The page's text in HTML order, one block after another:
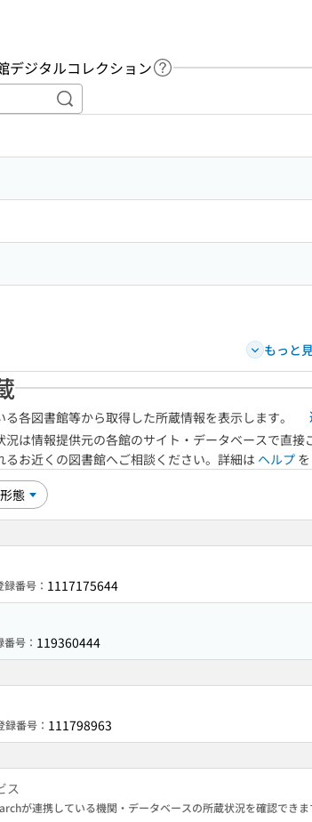
デジタルコレクション ヘルプページへのリンク
キーワードで目次内を検索
もっと
各図書館等から取得した所蔵情報を表示します。
は情報提供元の各館のサイト・データベースで直
お近くの図書館へご相談ください。詳細は ヘルプ
録番号： 1117175644
号： 119360444
録番号： 111798963
ス
が連携している機関・データベースの所蔵状況を確認できま